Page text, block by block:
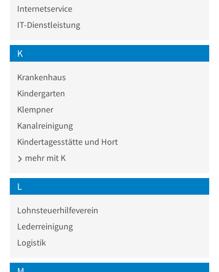
Internetservice
IT-Dienstleistung
K
Krankenhaus
Kindergarten
Klempner
Kanalreinigung
Kindertagesstätte und Hort
mehr mit K
L
Lohnsteuerhilfeverein
Lederreinigung
Logistik